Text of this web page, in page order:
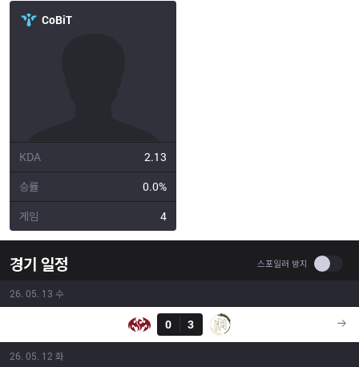
CoBiT
KDA
2.13
승률
0.0%
게임
4
경기 일정 스포일러 방지 Use
26. 05. 13 수
0
3
26. 05. 12 화